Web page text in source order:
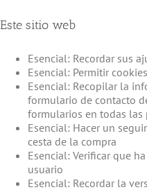
Este sitio web
Esencial: Recordar sus
Esencial: Permitir
Esencial: Recopilar la
formulario de contacto
formularios en todas las
Esencial: Hacer un
cesta de la compra
Esencial: Verificar que
usuario
Esencial: Recordar la